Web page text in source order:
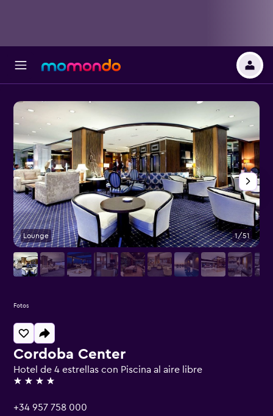
Cordoba Center
Hotel de 4 estrellas con Piscina al aire libre
4 estrellas
+34 957 758 000
Lounge 1/51
Fotos